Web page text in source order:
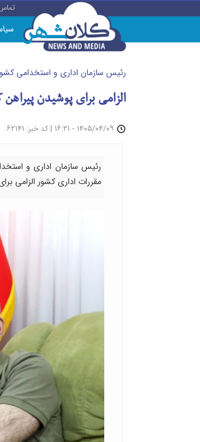
رئیس سازمان اداری و استخدامی
الزامی برای پوشیدن
| کد خبر: ۶۲۱۴۱
رئیس سازمان اداری و
مقررات اداری کشور الزامی